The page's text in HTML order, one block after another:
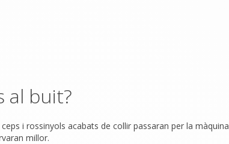
al buit?
i rossinyols acabats de collir passaran per la màquina
millor.